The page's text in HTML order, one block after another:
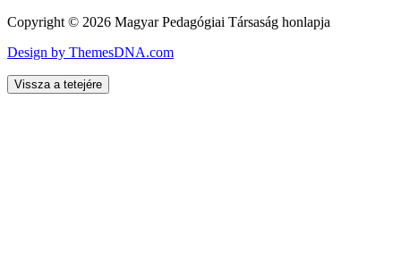
Copyright © 2026 Magyar Pedagógiai Társaság honlapja
Design by ThemesDNA.com
Vissza a tetejére